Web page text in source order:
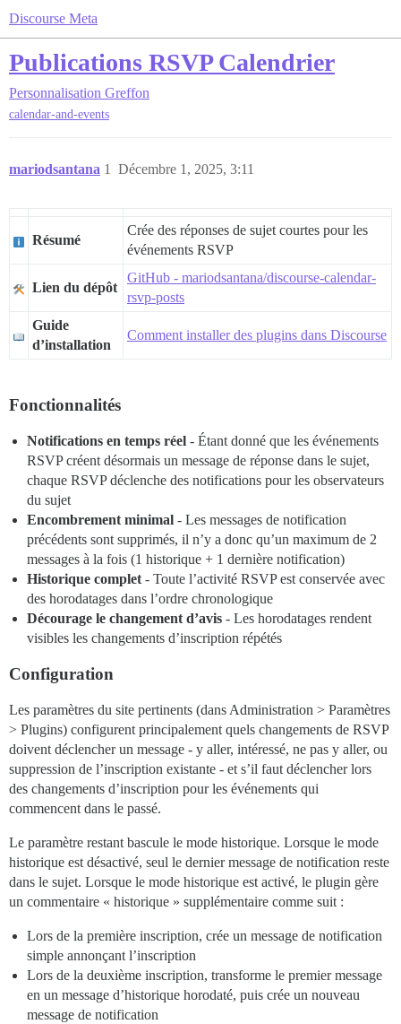
Discourse Meta
Publications RSVP Calendrier
Personnalisation Greffon
calendar-and-events
mariodsantana Décembre 1, 2025, 3:11
1
Résumé
Crée des réponses de sujet courtes pour les
événements RSVP
Lien du dépôt
GitHub - mariodsantana/discourse-calendar-
rsvp-posts
Guide
d’installation
Comment installer des plugins dans Discourse
Fonctionnalités
Notifications en temps réel - Étant donné que les événements
RSVP créent désormais un message de réponse dans le sujet,
chaque RSVP déclenche des notifications pour les observateurs
du sujet
Encombrement minimal - Les messages de notification
précédents sont supprimés, il n’y a donc qu’un maximum de 2
messages à la fois (1 historique + 1 dernière notification)
Historique complet - Toute l’activité RSVP est conservée avec
des horodatages dans l’ordre chronologique
Décourage le changement d’avis - Les horodatages rendent
visibles les changements d’inscription répétés
Configuration
Les paramètres du site pertinents (dans Administration > Paramètres
> Plugins) configurent principalement quels changements de RSVP
doivent déclencher un message - y aller, intéressé, ne pas y aller, ou
suppression de l’inscription existante - et s’il faut déclencher lors
des changements d’inscription pour les événements qui
commencent dans le passé.
Le paramètre restant bascule le mode historique. Lorsque le mode
historique est désactivé, seul le dernier message de notification reste
dans le sujet. Lorsque le mode historique est activé, le plugin gère
un commentaire « historique » supplémentaire comme suit :
Lors de la première inscription, crée un message de notification
simple annonçant l’inscription
Lors de la deuxième inscription, transforme le premier message
en un message d’historique horodaté, puis crée un nouveau
message de notification